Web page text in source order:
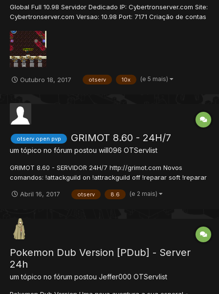
Global Full 10.98 Servidor Dedicado IP: Cybertronserver.com Site:
Cybertronserver.com Versao: 10.98 Port: 7171 Criação de contas
http://cybertronserver.com/index.php?subtopic=downloads •
Característic...
Outubro 18, 2017 otserv 10x (e 5 mais)
otserv open pvp GRIMOT 8.60 - 24H/7
um tópico no fórum postou will096 OTServlist
GRIMOT 8.60 - SERVIDOR 24H/7 http://grimot.com Novos
comandos: !attackguild on !attrackguild off !reparar soft !reparar
!changeoutfit (muda outfit da guild) /commands !aol !bless
Abril 16, 2017 otserv 8.6 (e 2 mais)
Pokemon Dub Version [PDub] - Server
24h
um tópico no fórum postou Jeffer000 OTServlist